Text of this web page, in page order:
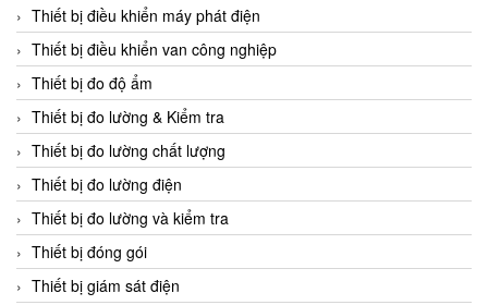
Cemb
Centec GmbH
CEQUBE
CHAUVIN ARNOUX
Checkline
Chino
Chiyoda Seiki
Chiyoda-Tsusho
Chongqing Huaneng
Thiết bị điều khiển máy phát điện
Thiết bị điều khiển van công nghiệp
Thiết bị đo độ ẩm
Thiết bị đo lường & Kiểm tra
Thiết bị đo lường chất lượng
Thiết bị đo lường điện
Thiết bị đo lường và kiểm tra
Thiết bị đóng gói
Thiết bị giám sát điện